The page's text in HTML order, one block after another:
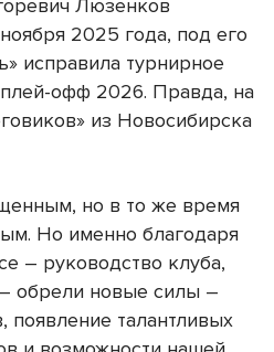
Люзенков
2025 года, под его
исправила турнирное
офф 2026. Правда, на
из Новосибирска
но в то же время
Но именно благодаря
– руководство клуба,
обрели новые силы –
появление талантливых